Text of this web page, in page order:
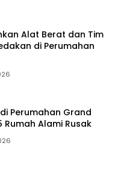
Alat Berat dan Tim
di Perumahan
Perumahan Grand
Rumah Alami Rusak